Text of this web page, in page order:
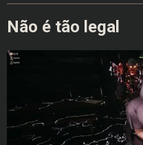
Não é tão legal